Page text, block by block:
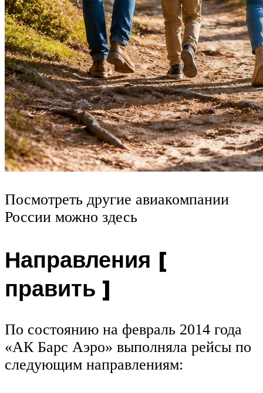
Посмотреть другие авиакомпании
России можно здесь
Направления [
править ]
По состоянию на февраль 2014 года
«АК Барс Аэро» выполняла рейсы по
следующим направлениям: